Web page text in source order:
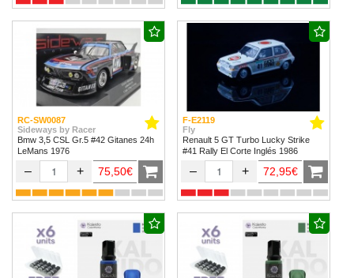
RC-SW0087
Sideways by Racer
Bmw 3,5 CSL Gr.5 #42 Gitanes 24h
LeMans 1976
– + 75,50€
F-E2119
Fly
Renault 5 GT Turbo Lucky Strike
#41 Rally El Corte Inglés 1986
– + 72,95€